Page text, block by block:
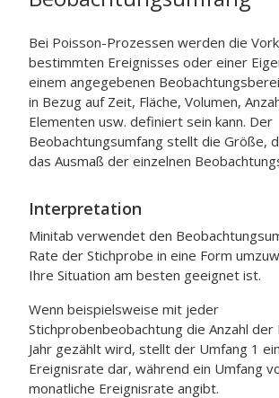
Bei Poisson-Prozessen werden die
bestimmten Ereignisses oder einer
einem angegebenen
in Bezug auf Zeit, Fläche, Volumen,
Elementen usw. definiert sein kann. Der
Beobachtungsumfang stellt die Größe,
das Ausmaß der einzelnen
Interpretation
Minitab verwendet den
Rate der Stichprobe in eine Form
Ihre Situation am besten geeignet ist.
Wenn beispielsweise mit jeder
Stichprobenbeobachtung die Anzahl
Jahr gezählt wird, stellt der Umfang 1
Ereignisrate dar, während ein Umfang
monatliche Ereignisrate angibt.